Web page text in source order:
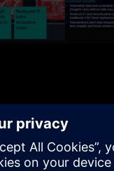
troškovi